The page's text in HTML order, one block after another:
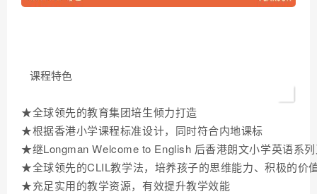
课程特色
★全球领先的教育集团培生倾力打造
★根据香港小学课程标准设计，同时符合内地课标
★继Longman Welcome to English 后香港朗文小学英语系
★全球领先的CLIL教学法，培养孩子的思维能力、积极的价
★充足实用的教学资源，有效提升教学效能